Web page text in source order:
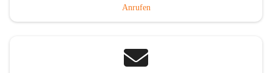
Anrufen